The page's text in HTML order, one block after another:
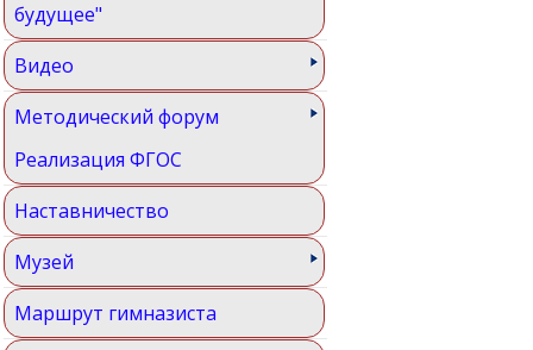
будущее"
Видео
Методический форум
Реализация ФГОС
Наставничество
Музей
Маршрут гимназиста